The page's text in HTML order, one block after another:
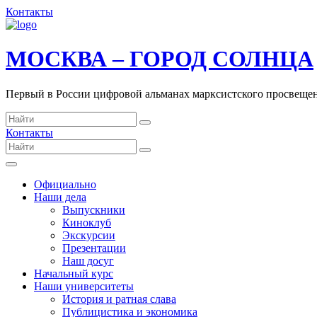
Контакты
МОСКВА – ГОРОД СОЛНЦА
Первый в России цифровой альманах марксистского
Контакты
Официально
Наши дела
Выпускники
Киноклуб
Экскурсии
Презентации
Наш досуг
Начальный курс
Наши университеты
История и ратная слава
Публицистика и экономика